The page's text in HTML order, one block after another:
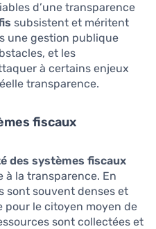
d’une transparence
subsistent et méritent
une gestion publique
et les
à certains enjeux
transparence.
fiscaux
des systèmes fiscaux
la transparence. En
sont souvent denses et
le citoyen moyen de
sont collectées et